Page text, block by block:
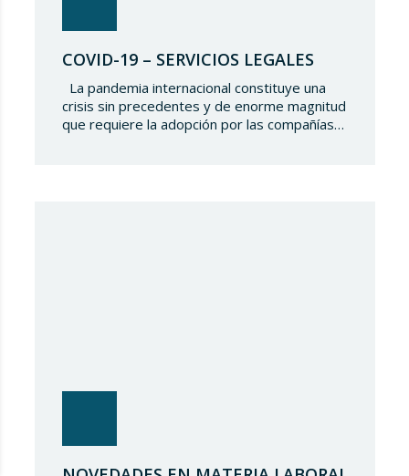
COVID-19 – SERVICIOS LEGALES
La pandemia internacional constituye una
crisis sin precedentes y de enorme magnitud
que requiere la adopción por las compañías